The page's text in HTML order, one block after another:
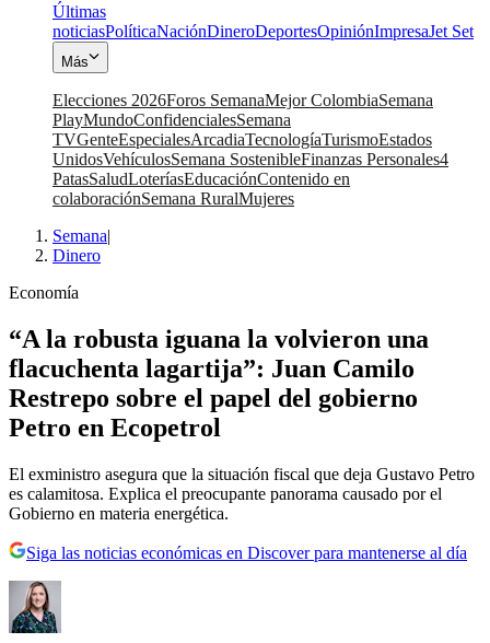
Últimas
noticiasPolíticaNaciónDineroDeportesOpiniónImpresaJet Set
Más
Elecciones 2026Foros SemanaMejor ColombiaSemana
PlayMundoConfidencialesSemana
TVGenteEspecialesArcadiaTecnologíaTurismoEstados
UnidosVehículosSemana SostenibleFinanzas Personales4
PatasSaludLoteríasEducaciónContenido en
colaboraciónSemana RuralMujeres
Semana|
Dinero
Economía
“A la robusta iguana la volvieron una
flacuchenta lagartija”: Juan Camilo
Restrepo sobre el papel del gobierno
Petro en Ecopetrol
El exministro asegura que la situación fiscal que deja Gustavo Petro
es calamitosa. Explica el preocupante panorama causado por el
Gobierno en materia energética.
Siga las noticias económicas en Discover para mantenerse al día